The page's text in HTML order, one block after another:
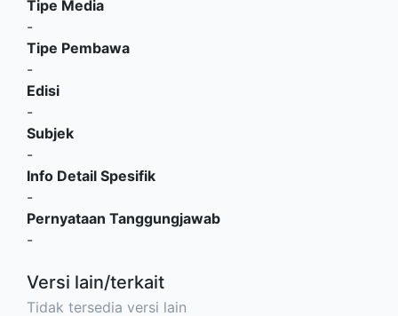
Tipe Media
-
Tipe Pembawa
-
Edisi
-
Subjek
-
Info Detail Spesifik
-
Pernyataan Tanggungjawab
-
Versi lain/terkait
Tidak tersedia versi lain